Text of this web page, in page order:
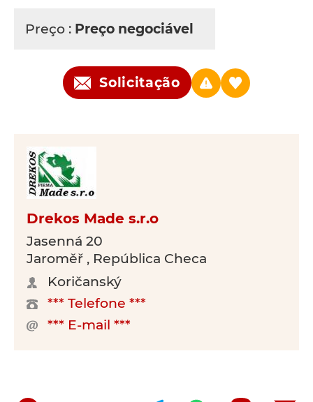
Preço : Preço negociável
Solicitação
Drekos Made s.r.o
Jasenná 20
Jaroměř , República Checa
Koričanský
*** Telefone ***
*** E-mail ***